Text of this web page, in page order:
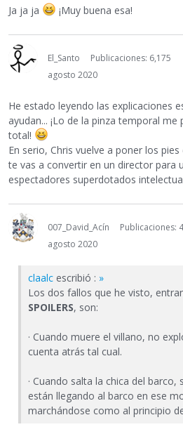
Ja ja ja ¡Muy buena esa!
El_Santo
Publicaciones: 6,175
agosto 2020
He estado leyendo las explicaciones
ayudan... ¡Lo de la pinza temporal me
total!
En serio, Chris vuelve a poner los
te vas a convertir en un director para
espectadores superdotados
007_David_Acín
Publicaciones:
agosto 2020
claalc escribió : »
Los dos fallos que he visto,
SPOILERS, son:
· Cuando muere el villano, no
cuenta atrás tal cual.
· Cuando salta la chica del
están llegando al barco en ese
marchándose como al principio